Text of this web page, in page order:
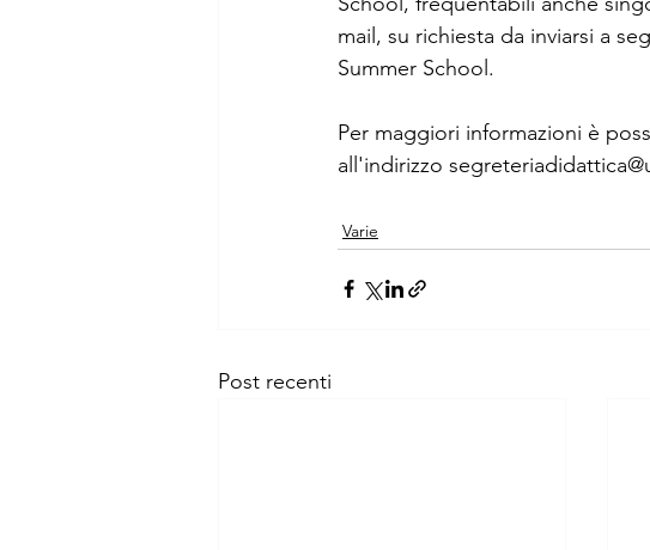
mail, su richiesta da inviarsi a
Summer School.
Per maggiori informazioni è
all'indirizzo
Varie
Post recenti